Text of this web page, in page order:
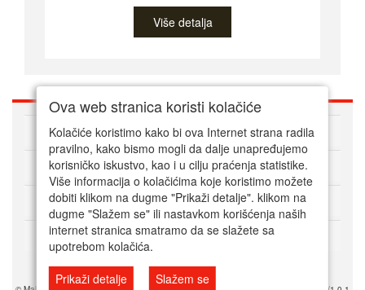
Više detalja
O nama
Kako kupovati online
Korisnički servis
Način plaćanja
Ova web stranica koristi kolačiće
Kolačiće koristimo kako bi ova Internet strana radila
pravilno, kako bismo mogli da dalje unapređujemo
korisničko iskustvo, kao i u cilju praćenja statistike.
Više informacija o kolačićima koje koristimo možete
dobiti klikom na dugme "Prikaži detalje". klikom na
dugme "Slažem se" ili nastavkom korišćenja naših
internet stranica smatramo da se slažete sa
upotrebom kolačića.
Prikaži detalje
Slažem se